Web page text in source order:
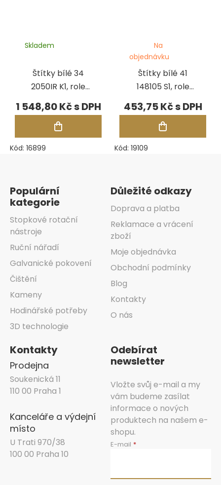
Štítky bílé 34
2050IR K1, role
1000 ks
Skladem
1 548,80 Kč
Kód: 16899
Štítky bílé 41
148105 S1, role
250 ks
Na
objednávku
453,75 Kč
Kód: 19109
Populární
kategorie
Stopkové rotační
nástroje
Ruční nářadí
Galvanické pokovení
Čištění
Kameny
Hodinářské potřeby
3D technologie
Důležité odkazy
Doprava a platba
Reklamace a vrácení
zboží
Moje objednávka
Obchodní podmínky
Blog
Kontakty
O nás
Kontakty
Prodejna
Soukenická 11
110 00 Praha 1
Kanceláře a výdejní
místo
U Trati 970/38
100 00 Praha 10
Odebírat
newsletter
Vložte svůj e-mail a my
vám budeme zasílat
informace o nových
produktech na našem e-
shopu.
E-mail